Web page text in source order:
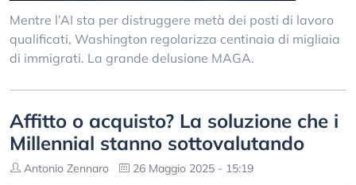
Mentre l’AI sta per distruggere metà dei posti di lavoro
qualificati, Washington regolarizza centinaia di migliaia
di immigrati. La grande delusione MAGA.
Affitto o acquisto? La soluzione che i
Millennial stanno sottovalutando
Antonio Zennaro 26 Maggio 2025 - 15:19